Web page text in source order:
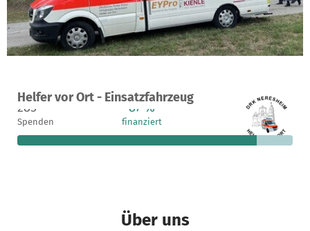
Helfer vor Ort - Einsatzfahrzeug
Ein Projekt in Neresheim, Deutschland
285
Spenden
87 %
finanziert
3.337 €
fehlen noch
Über uns